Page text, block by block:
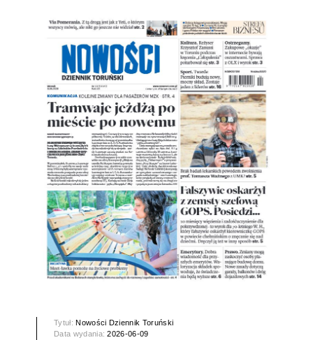
Tytuł: Nowości Dziennik Toruński
Data wydania:2026-06-09